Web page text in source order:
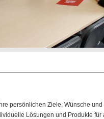
persönlichen Ziele, Wünsche
Lösungen und Produkte für